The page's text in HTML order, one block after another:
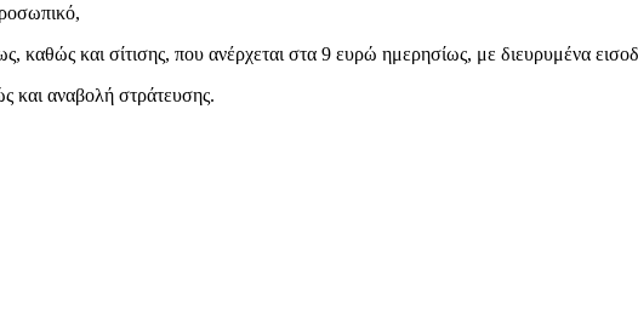
καθώς και σίτισης, που ανέρχεται στα 9 ευρώ ημερησίως, με διευρυμένα
και αναβολή στράτευσης.